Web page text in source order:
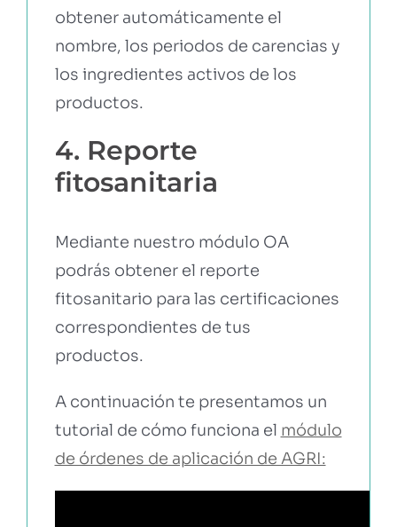
obtener automáticamente el
nombre, los periodos de carencias y
los ingredientes activos de los
productos.
4. Reporte
fitosanitaria
Mediante nuestro módulo OA
podrás obtener el reporte
fitosanitario para las certificaciones
correspondientes de tus
productos.
A continuación te presentamos un
tutorial de cómo funciona el módulo
de órdenes de aplicación de AGRI: